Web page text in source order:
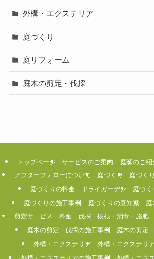
外構・エクステリア
庭づくり
庭リフォーム
庭木の剪定・伐採
トップページ サービスのご案内 庭師のご紹
アフターフォローについて
庭づくり
庭づく
庭づくりの料金
ドライガーデン
庭づく
庭づくりの施工事例
庭づくりの豆知識
庭
剪定サービス・料金
伐採・抜根・消毒・施肥
庭木の剪定・伐採の施工事例
庭木の剪定
外構・エクステリア
外構・エクステリ